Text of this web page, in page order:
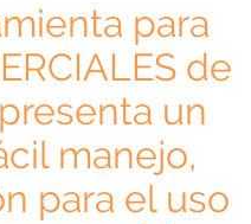
para
de
un
manejo,
para el uso